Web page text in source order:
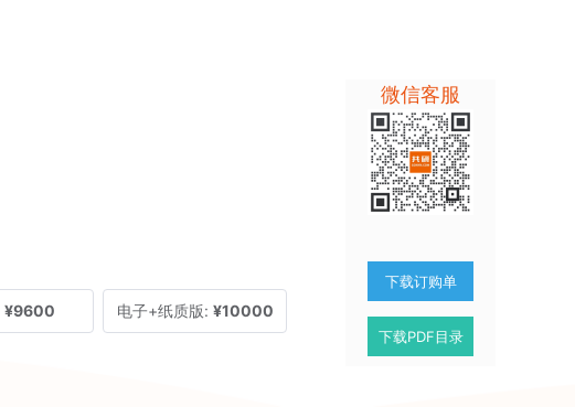
¥9600 电子+纸质版: ¥10000
微信客服
下载订购单
下载PDF目录